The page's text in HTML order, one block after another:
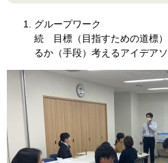
グループワーク
続 目標（目指すための道標
るか（手段）考えるアイデア